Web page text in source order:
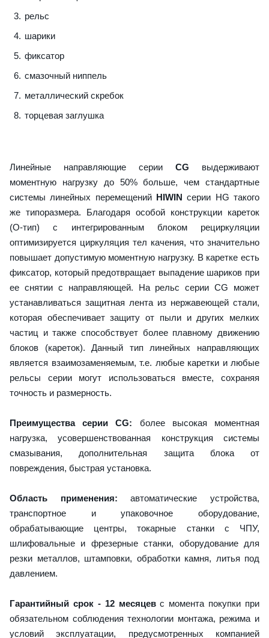
рельс
шарики
фиксатор
смазочный ниппель
металлический скребок
торцевая заглушка
Линейные направляющие серии CG выдерживают
моментную нагрузку до 50% больше, чем стандартные
системы линейных перемещений HIWIN серии HG такого
же типоразмера. Благодаря особой конструкции кареток
(О-тип) с интегрированным блоком рециркуляции
оптимизируется циркуляция тел качения, что значительно
повышает допустимую моментную нагрузку. В каретке есть
фиксатор, который предотвращает выпадение шариков при
ее снятии с направляющей. На рельс серии CG может
устанавливаться защитная лента из нержавеющей стали,
которая обеспечивает защиту от пыли и других мелких
частиц и также способствует более плавному движению
блоков (кареток). Данный тип линейных направляющих
является взаимозаменяемым, т.е. любые каретки и любые
рельсы серии могут использоваться вместе, сохраняя
точность и размерность.
Преимущества серии CG: более высокая моментная
нагрузка, усовершенствованная конструкция системы
смазывания, дополнительная защита блока от
повреждения, быстрая установка.
Область применения: автоматические устройства,
транспортное и упаковочное оборудование,
обрабатывающие центры, токарные станки с ЧПУ,
шлифовальные и фрезерные станки, оборудование для
резки металлов, штамповки, обработки камня, литья под
давлением.
Гарантийный срок - 12 месяцевс момента покупки при
обязательном соблюдения технологии монтажа, режима и
условий эксплуатации, предусмотренных компанией